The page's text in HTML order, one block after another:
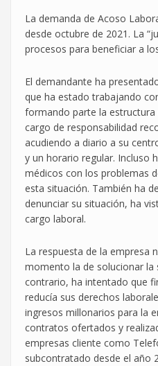
La demanda de Acoso
desde octubre de 2021. La
procesos para beneficiar a
El demandante ha
que ha estado trabajando
formando parte la estructura
cargo de responsabilidad
acudiendo a diario a su
y un horario regular. Incluso
médicos con los problemas
esta situación. También ha
denunciar su situación, ha
cargo laboral.
La respuesta de la empresa
momento la de solucionar la
contrario, ha intentado que
reducía sus derechos
ingresos millonarios para la
contratos ofertados y
empresas cliente como
subcontratado desde el año